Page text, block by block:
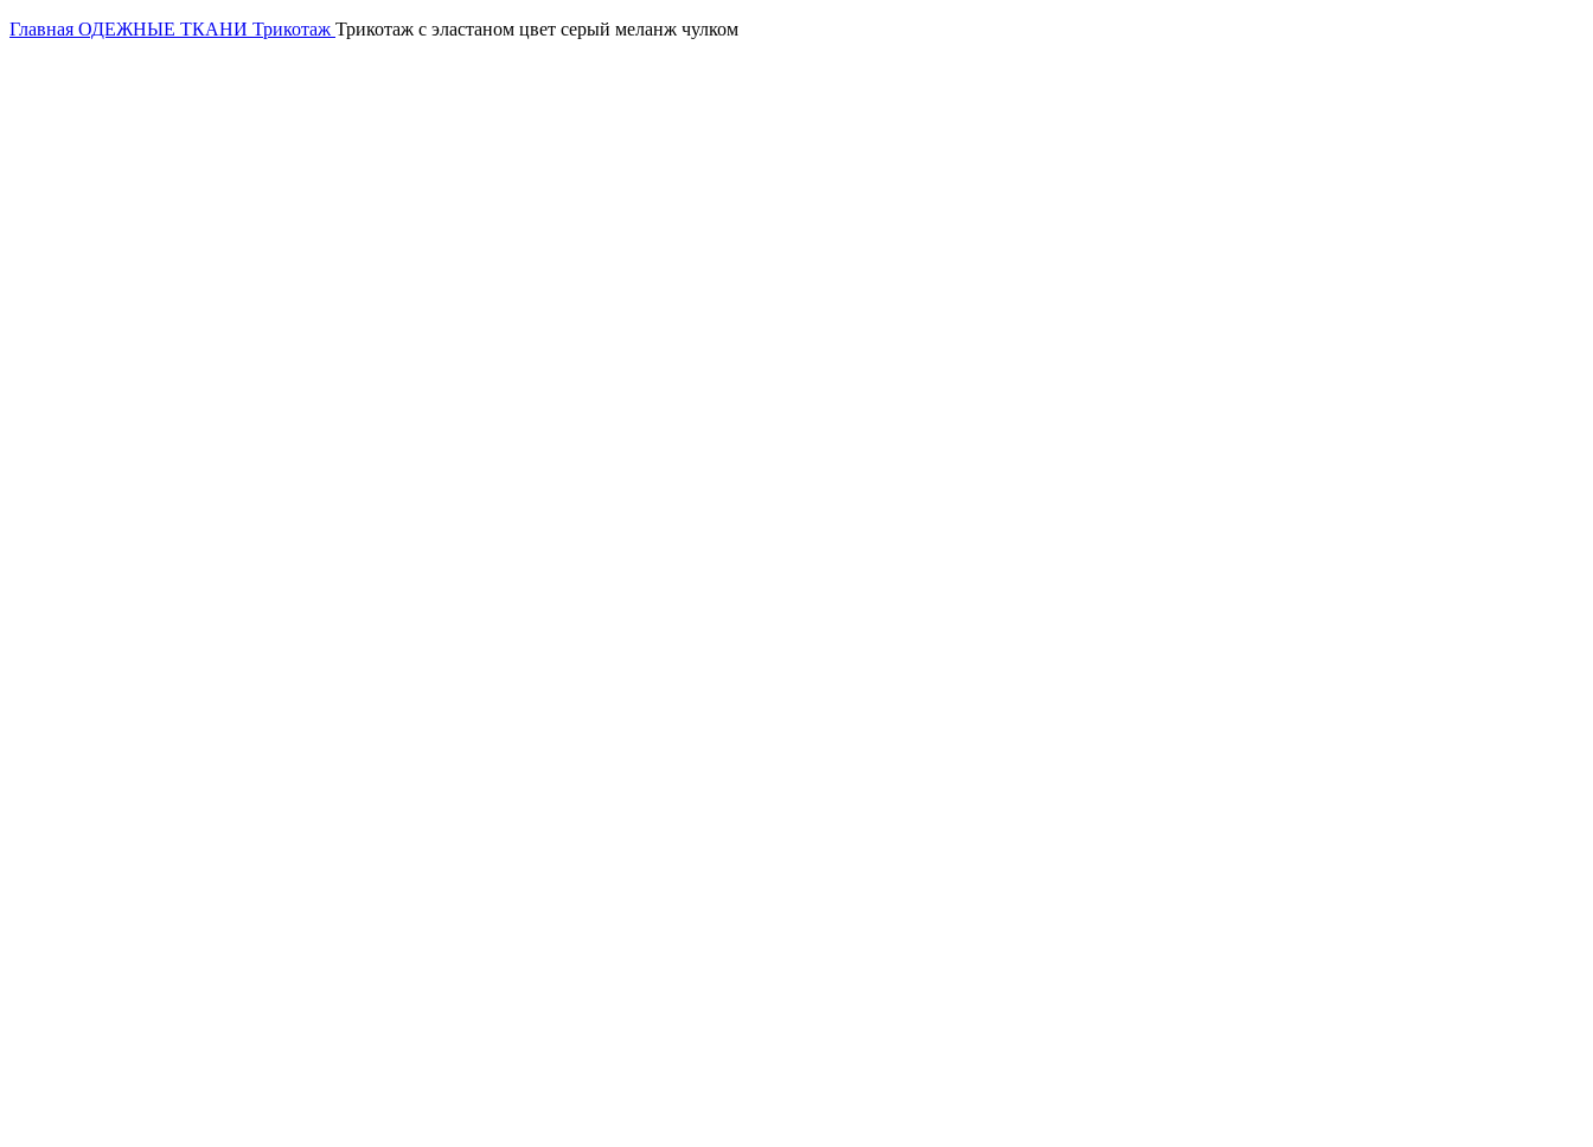
Главная ОДЕЖНЫЕ ТКАНИ Трикотаж Трикотаж с эластаном цвет серый меланж чулком